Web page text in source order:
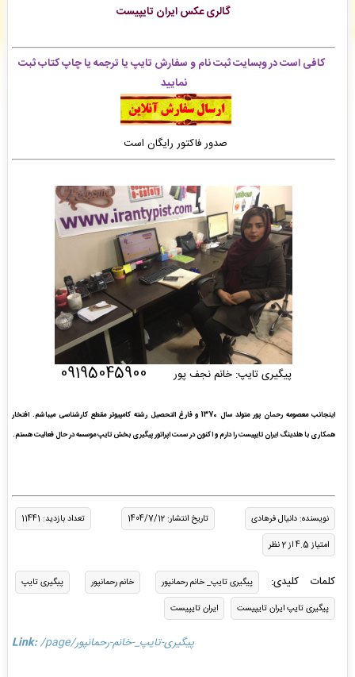
: سفارش ویراستاری ادبی شما بررسی و پیش فاکتور برای شما صادر گردید. -
: فاکتور نهایی برای سفارش تایپ، صفحه آرایی شما صادر گردید برای دریافت سفارش
گالری عکس ایران تایپیست
کافی است در وبسایت ثبت نام و سفارش تایپ یا ترجمه یا چاپ کتاب ثبت
نمایید
صدور فاکتور رایگان است
پیگیری تایپ: خانم نجف پور 09195045900
اینجانب معصومه رحمان پور متولد سال 1370 و فارغ التحصیل رشته کامپیوتر مقطع کارشناسی میباشم. افتخار
همکاری با هلدينگ ایران تایپیست را دارم و اکنون در سمت اپراتور پیگیری بخش تایپ موسسه در حال فعالیت هستم.
نویسنده: دانیال فرهادی تاریخ انتشار: 1404/7/12
تعداد بازدید: 11441
امتیاز 4.5 از 2 نظر
کلمات کلیدی: پیگیری تایپ_ خانم رحمانپور خانم رحمانپور
پیگیری تایپ
پیگیری تایپ ایران تایپیست
ایران تایپیست
Link: /page/پیگیری-تایپ_-خانم-رحمانپور